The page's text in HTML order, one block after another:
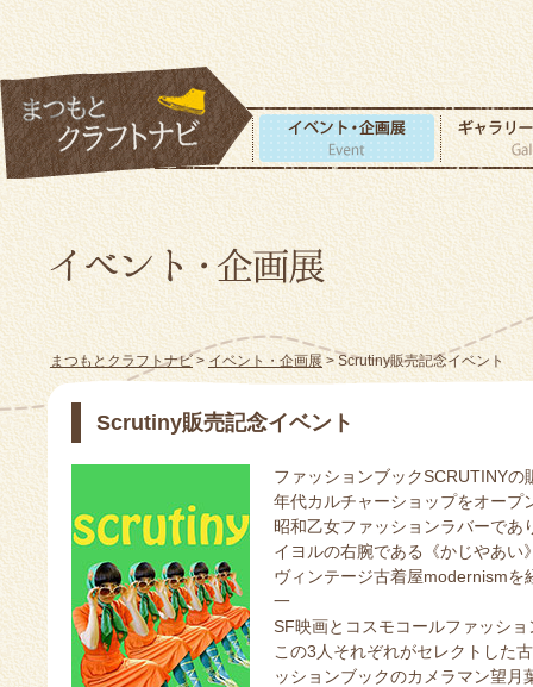
まつもとクラフトナビ>イベント・企画展> Scrutiny販売記念イベント
Scrutiny販売記念イベント
ファッションブックSCRUTINY
年代カルチャーショップをオープ
昭和乙女ファッションラバーであ
イヨルの右腕である《かじやあい
ヴィンテージ古着屋modernism
一
SF映画とコスモコールファッシ
この3人それぞれがセレクトした
ッションブックのカメラマン望月